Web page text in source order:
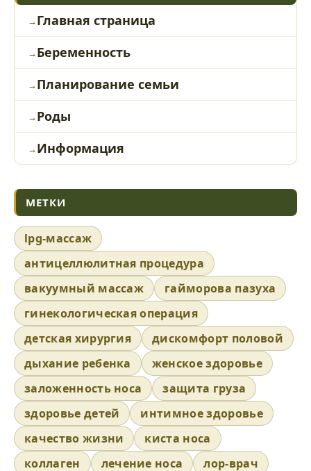
Главная страница
Беременность
Планирование семьи
Роды
Информация
МЕТКИ
lpg-массаж
антицеллюлитная процедура
вакуумный массаж
гайморова пазуха
гинекологическая операция
детская хирургия
дискомфорт половой
дыхание ребенка
женское здоровье
заложенность носа
защита груза
здоровье детей
интимное здоровье
качество жизни
киста носа
коллаген
лечение носа лор-врач